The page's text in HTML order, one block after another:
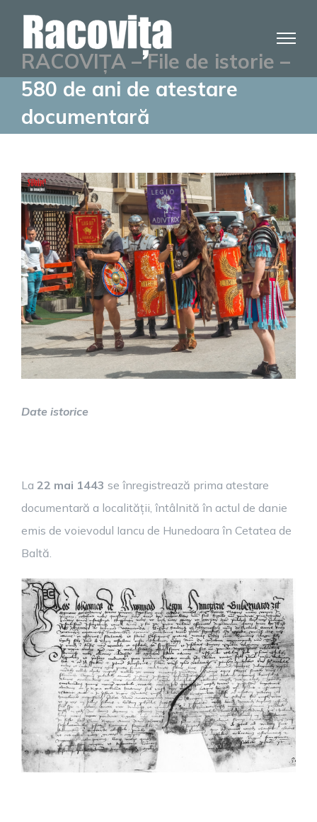
contentRACOVIȚA – File de istorie –
580 de ani de atestare
documentară
Date istorice
La 22 mai 1443 se înregistrează prima atestare
documentară a localității, întâlnită în actul de danie
emis de voievodul Iancu de Hunedoara în Cetatea de
Baltă.